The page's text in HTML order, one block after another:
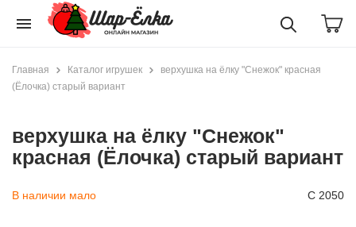
menu
Главная Каталог игрушек
верхушка на ёлку "Снежок" красная
(Ёлочка) старый вариант
верхушка на ёлку "Снежок"
красная (Ёлочка) старый вариант
В наличии мало С 2050